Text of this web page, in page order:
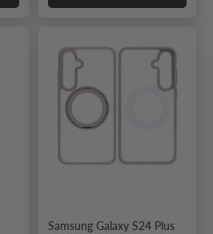
Samsung Galaxy S24 Plus